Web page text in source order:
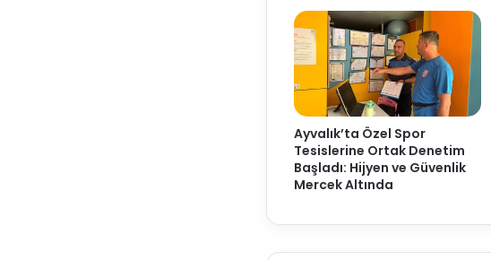
Ayvalık’ta Özel Spor
Tesislerine Ortak Denetim
Başladı: Hijyen ve Güvenlik
Mercek Altında